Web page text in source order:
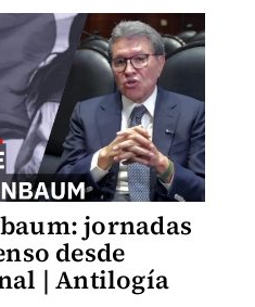
jornadas
desde
| Antilogía